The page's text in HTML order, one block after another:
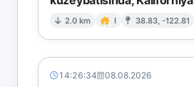
2.0 km I 38.83, -122.81
14:26:34 08.08.2026